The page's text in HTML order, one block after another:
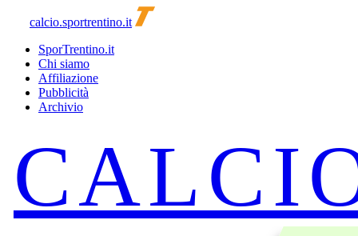
calcio.sportrentino.it
SporTrentino.it
Chi siamo
Affiliazione
Pubblicità
Archivio